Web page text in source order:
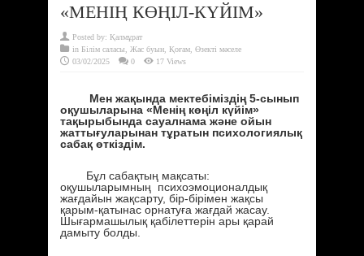
«МЕНІҢ КӨҢІЛ-КҮЙІМ»
Posted by: Қалмұрат
in Білім саласы Жас буын Қоғам Өзекті мәселе
03/02/2025
0 17 Views
Мен жақында мектебіміздің 5-сынып
оқушыларына «Менің көңіл күйім»
тақырыбында сауалнама және ойын
жаттығуларынан тұратын психологиялық
сабақ өткіздім.
Бұл сабақтың мақсаты:
оқушыларымның психоэмоционалдық
жағдайын жақсарту, бір-бірімен жақсы
қарым-қатынас орнатуға жағдай жасау.
Шығармашылық қабілеттерін ары қарай
дамыту болды.